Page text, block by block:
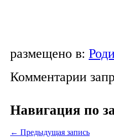
размещено в:
Комментарии
Навигация по
← Предыдущая запись